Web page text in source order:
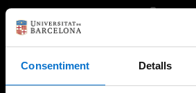
Consentiment Detalls
Try again